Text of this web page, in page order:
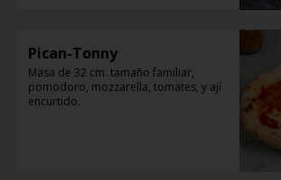
Pican-Tonny
Masa de 32 cm. tamaño familiar,
pomodoro, mozzarella, tomates, y ají
encurtido.